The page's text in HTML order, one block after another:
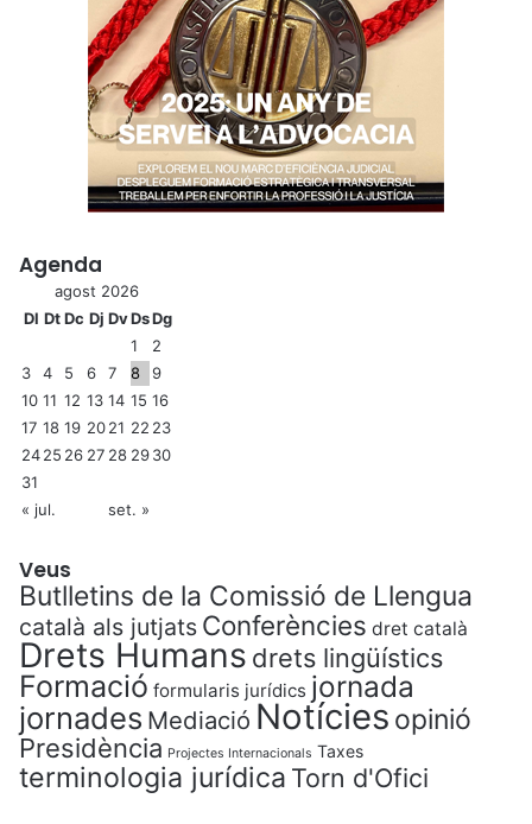
Agenda
agost 2026
Dl DtDc Dj DvDsDg
1
2
3
4 5 6 7 8
9
10 11 12 13 14 15 16
17 18 19 2021 22 23
2425 26 27 28 2930
31
« jul.
set. »
Veus
Butlletins de la Comissió de Llengua
català als jutjats Conferències dret català
Drets Humans drets lingüístics
Formació formularis jurídics jornada
jornades Mediació Notícies opinió
Presidència Projectes Internacionals Taxes
terminologia jurídica Torn d'Ofici